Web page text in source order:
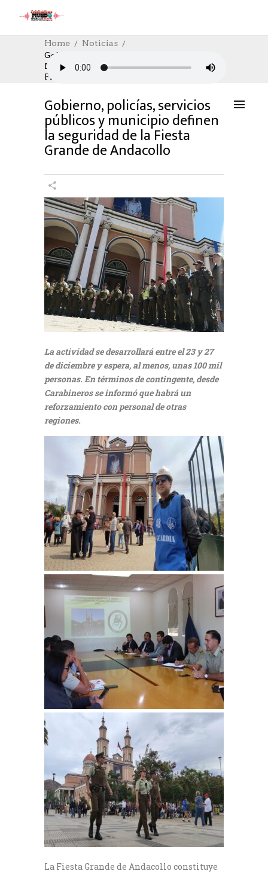
Home
Noticias
Gobierno, Policías, Servicios Públicos Y
Municipio Definen La Seguridad De La
Fiesta Grande De Andacollo
NOTICIAS 05/12/2024
AUTHOR: HECTOR
0 LIKES
Gobierno, policías, servicios
públicos y municipio definen
la seguridad de la Fiesta
Grande de Andacollo
La actividad se desarrollará entre el 23 y 27
de diciembre y espera, al menos, unas 100 mil
personas. En términos de contingente, desde
Carabineros se informó que habrá un
reforzamiento con personal de otras
regiones.
La Fiesta Grande de Andacollo constituye